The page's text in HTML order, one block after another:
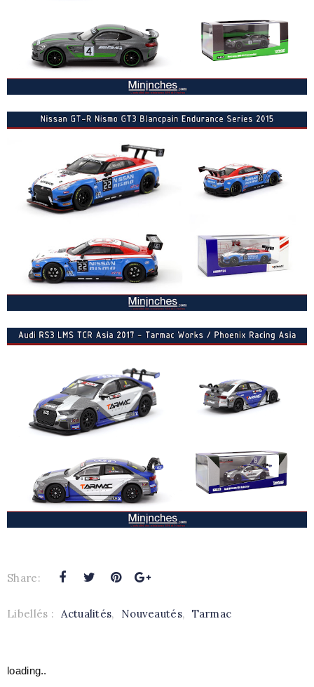
Share:
Libellés : Actualités, Nouveautés, Tarmac
loading..